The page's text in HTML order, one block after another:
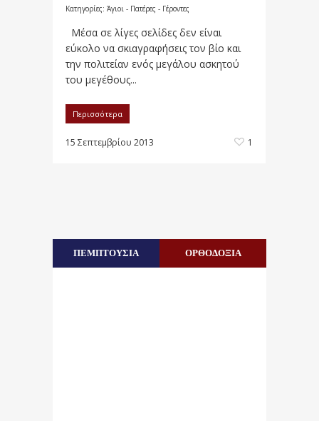
Κατηγορίες: Άγιοι - Πατέρες - Γέροντες
Μέσα σε λίγες σελίδες δεν είναι
εύκολο να σκιαγραφήσεις τον βίο και
την πολιτείαν ενός μεγάλου ασκητού
του μεγέθους...
Περισσότερα
15 Σεπτεμβρίου 2013 1
ΠΕΜΠΤΟΥΣΙΑ ΟΡΘΟΔΟΞΙΑ